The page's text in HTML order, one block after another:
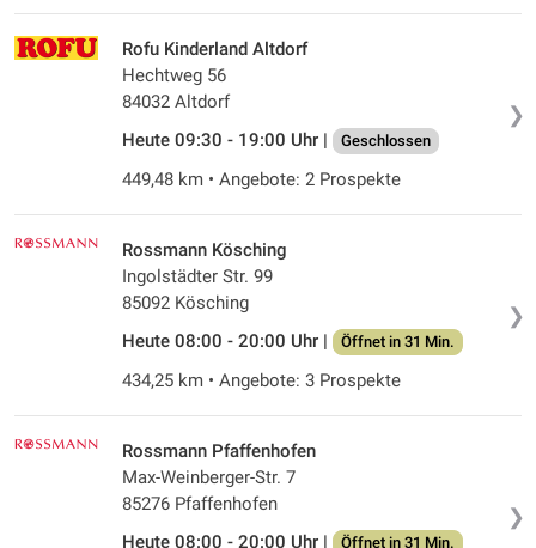
❯
Rofu Kinderland Altdorf
Hechtweg 56
84032 Altdorf
Heute 09:30 - 19:00 Uhr |
Geschlossen
449,48 km • Angebote: 2 Prospekte
❯
Rossmann Kösching
Ingolstädter Str. 99
85092 Kösching
Heute 08:00 - 20:00 Uhr |
Öffnet in 31 Min.
434,25 km • Angebote: 3 Prospekte
❯
Rossmann Pfaffenhofen
Max-Weinberger-Str. 7
85276 Pfaffenhofen
Heute 08:00 - 20:00 Uhr |
Öffnet in 31 Min.